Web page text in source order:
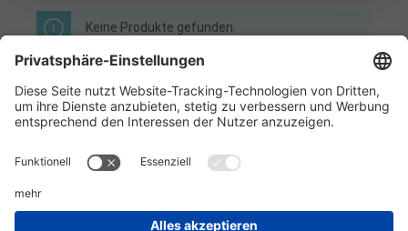
Keine Produkte gefunden.
Informationen
Kundenservice